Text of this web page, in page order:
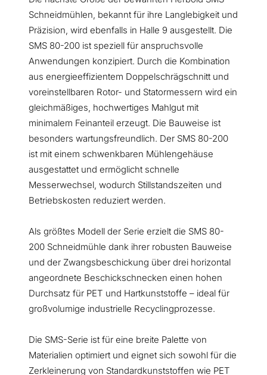
Schneidmühlen, bekannt für ihre Langlebigkeit und
Präzision, wird ebenfalls in Halle 9 ausgestellt. Die
SMS 80-200 ist speziell für anspruchsvolle
Anwendungen konzipiert. Durch die Kombination
aus energieeffizientem Doppelschrägschnitt und
voreinstellbaren Rotor- und Statormessern wird ein
gleichmäßiges, hochwertiges Mahlgut mit
minimalem Feinanteil erzeugt. Die Bauweise ist
besonders wartungsfreundlich. Der SMS 80-200
ist mit einem schwenkbaren Mühlengehäuse
ausgestattet und ermöglicht schnelle
Messerwechsel, wodurch Stillstandszeiten und
Betriebskosten reduziert werden.
Als größtes Modell der Serie erzielt die SMS 80-
200 Schneidmühle dank ihrer robusten Bauweise
und der Zwangsbeschickung über drei horizontal
angeordnete Beschickschnecken einen hohen
Durchsatz für PET und Hartkunststoffe – ideal für
großvolumige industrielle Recyclingprozesse.
Die SMS-Serie ist für eine breite Palette von
Materialien optimiert und eignet sich sowohl für die
Zerkleinerung von Standardkunststoffen wie PET